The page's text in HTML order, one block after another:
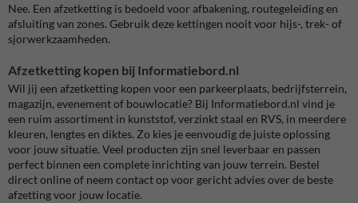
Nee. Een afzetketting is bedoeld voor afbakening, routegeleiding en
afsluiting van zones. Gebruik deze kettingen nooit voor hijs-, trek- of
sjorwerkzaamheden.
Afzetketting kopen bij Informatiebord.nl
Wil jij een afzetketting kopen voor een parkeerplaats, bedrijfsterrein,
magazijn, evenement of bouwlocatie? Bij Informatiebord.nl vind je
een ruim assortiment in kunststof, verzinkt staal en RVS, in meerdere
kleuren, lengtes en diktes. Zo kies je eenvoudig de juiste oplossing
voor jouw situatie. Veel producten zijn snel leverbaar en passen
perfect binnen een complete inrichting van jouw terrein. Bestel
direct online of neem contact op voor gericht advies over de beste
afzetting voor jouw locatie.